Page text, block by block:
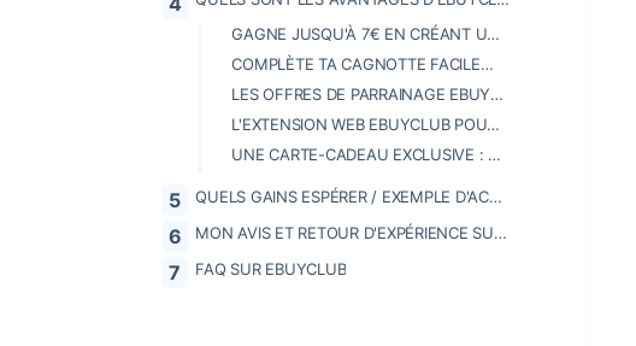
GAGNE JUSQU'À 7€ EN CRÉANT UN COMPTE GRATUITEMENT
COMPLÈTE TA CAGNOTTE FACILEMENT
LES OFFRES DE PARRAINAGE EBUYCLUB
L'EXTENSION WEB EBUYCLUB POUR SE FACILITER LA VIE
UNE CARTE-CADEAU EXCLUSIVE : L'EBUYCARD MULTI-ENSEIGNES
QUELS GAINS ESPÉRER / EXEMPLE D'ACHAT
MON AVIS ET RETOUR D'EXPÉRIENCE SUR EBUYCLUB
FAQ SUR EBUYCLUB